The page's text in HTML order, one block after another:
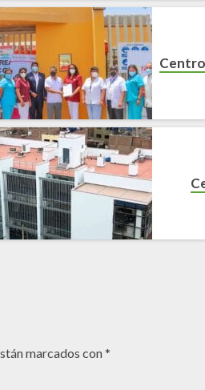
Centro
marcados con*